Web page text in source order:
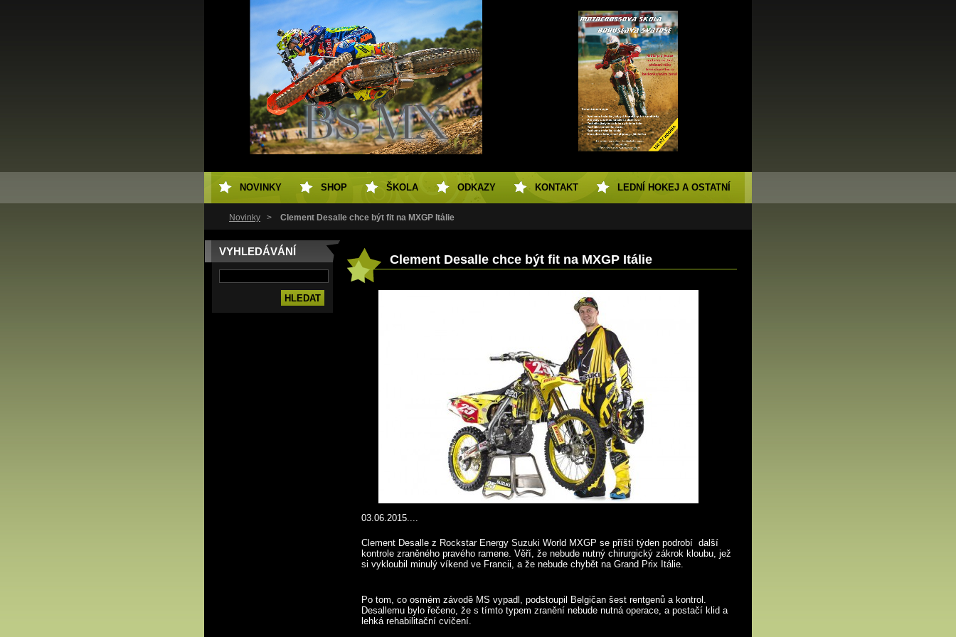
Novinky > Clement Desalle chce být fit na MXGP Itálie
VYHLEDÁVÁNÍ
Clement Desalle chce být fit na MXGP Itálie
03.06.2015....
Clement Desalle z Rockstar Energy Suzuki World MXGP se příští týden podrobí další
kontrole zraněného pravého ramene. Věří, že nebude nutný chirurgický zákrok kloubu, jež
si vykloubil minulý víkend ve Francii, a že nebude chybět na Grand Prix Itálie.
Po tom, co osmém závodě MS vypadl, podstoupil Belgičan šest rentgenů a kontrol.
Desallemu bylo řečeno, že s tímto typem zranění nebude nutná operace, a postačí klid a
lehká rehabilitační cvičení.
NOVINKY SHOP ŠKOLA ODKAZY KONTAKT LEDNÍ HOKEJ A OSTATNÍ